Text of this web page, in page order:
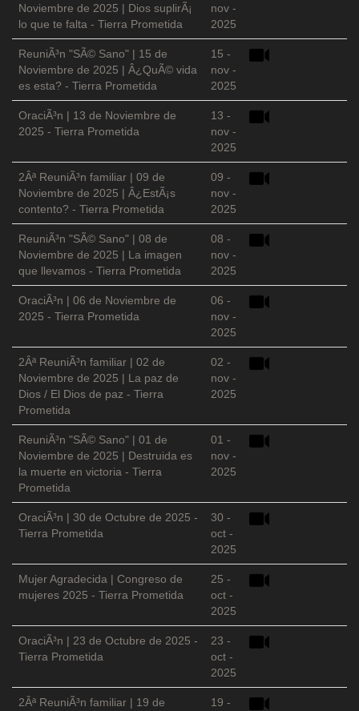
Noviembre de 2025 | Dios suplirÃ¡
lo que te falta - Tierra Prometida
nov -
2025
ReuniÃ³n "SÃ© Sano" | 15 de
Noviembre de 2025 | Â¿QuÃ© vida
es esta? - Tierra Prometida
15 -
nov -
2025
OraciÃ³n | 13 de Noviembre de
2025 - Tierra Prometida
13 -
nov -
2025
2Âª ReuniÃ³n familiar | 09 de
Noviembre de 2025 | Â¿EstÃ¡s
contento? - Tierra Prometida
09 -
nov -
2025
ReuniÃ³n "SÃ© Sano" | 08 de
Noviembre de 2025 | La imagen
que llevamos - Tierra Prometida
08 -
nov -
2025
OraciÃ³n | 06 de Noviembre de
2025 - Tierra Prometida
06 -
nov -
2025
2Âª ReuniÃ³n familiar | 02 de
Noviembre de 2025 | La paz de
Dios / El Dios de paz - Tierra
Prometida
02 -
nov -
2025
ReuniÃ³n "SÃ© Sano" | 01 de
Noviembre de 2025 | Destruida es
la muerte en victoria - Tierra
Prometida
01 -
nov -
2025
OraciÃ³n | 30 de Octubre de 2025 -
Tierra Prometida
30 -
oct -
2025
Mujer Agradecida | Congreso de
mujeres 2025 - Tierra Prometida
25 -
oct -
2025
OraciÃ³n | 23 de Octubre de 2025 -
Tierra Prometida
23 -
oct -
2025
2Âª ReuniÃ³n familiar | 19 de
19 -